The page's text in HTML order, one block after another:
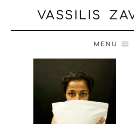
VASSILIS
MENU